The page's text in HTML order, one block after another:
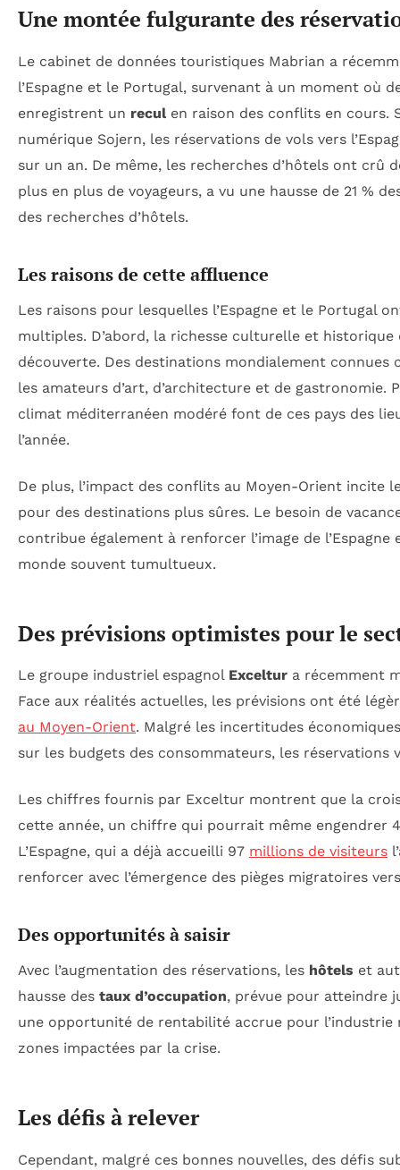
Une montée fulgurante des
Le cabinet de données touristiques Mabrian a
l’Espagne et le Portugal, survenant à un moment où
enregistrent un reculen raison des conflits en cours.
numérique Sojern, les réservations de vols vers
sur un an. De même, les recherches d’hôtels ont crû
plus en plus de voyageurs, a vu une hausse de 21 %
des recherches d’hôtels.
Les raisons de cette affluence
Les raisons pour lesquelles l’Espagne et le Portugal
multiples. D’abord, la richesse culturelle et
découverte. Des destinations mondialement connues
les amateurs d’art, d’architecture et de
climat méditerranéen modéré font de ces pays des
l’année.
De plus, l’impact des conflits au Moyen-Orient incite
pour des destinations plus sûres. Le besoin de
contribue également à renforcer l’image de
monde souvent tumultueux.
Des prévisions optimistes pour le
Le groupe industriel espagnol Exceltur a récemment
Face aux réalités actuelles, les prévisions ont été
au Moyen-Orient. Malgré les incertitudes
sur les budgets des consommateurs, les réservations
Les chiffres fournis par Exceltur montrent que la
cette année, un chiffre qui pourrait même engendrer
L’Espagne, qui a déjà accueilli 97 millions de visiteurs
renforcer avec l’émergence des pièges migratoires
Des opportunités à saisir
Avec l’augmentation des réservations, les hôtels et
hausse des taux d’occupation, prévue pour atteindre
une opportunité de rentabilité accrue pour l’industrie
zones impactées par la crise.
Les défis à relever
Cependant, malgré ces bonnes nouvelles, des défis